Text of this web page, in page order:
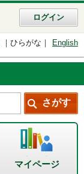
ログイン
ひらがな English
マイページ